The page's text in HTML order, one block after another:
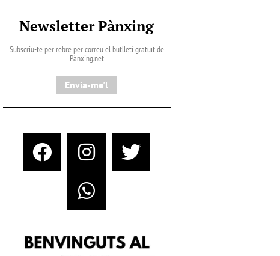
Newsletter Pànxing
Subscriu-te per rebre per correu el butlletí gratuït de
Pànxing.net​
Envia-me'l